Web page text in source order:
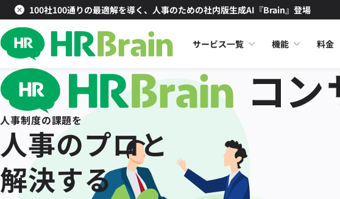
100社100通りの最適解を導く、人事のための社内版生成AI『Brain』登場
サービス一覧 機能 料金
人事制度の課題を
人事のプロと
解決する